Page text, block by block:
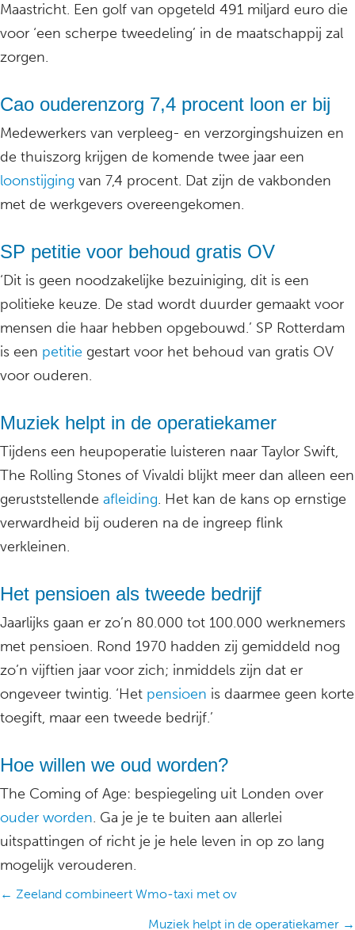
Maastricht. Een golf van opgeteld 491 miljard euro die
voor ‘een scherpe tweedeling’ in de maatschappij zal
zorgen.
Cao ouderenzorg 7,4 procent loon er bij
Medewerkers van verpleeg- en verzorgingshuizen en
de thuiszorg krijgen de komende twee jaar een
loonstijging van 7,4 procent. Dat zijn de vakbonden
met de werkgevers overeengekomen.
SP petitie voor behoud gratis OV
‘Dit is geen noodzakelijke bezuiniging, dit is een
politieke keuze. De stad wordt duurder gemaakt voor
mensen die haar hebben opgebouwd.’ SP Rotterdam
is een petitie gestart voor het behoud van gratis OV
voor ouderen.
Muziek helpt in de operatiekamer
Tijdens een heupoperatie luisteren naar Taylor Swift,
The Rolling Stones of Vivaldi blijkt meer dan alleen een
geruststellende afleiding. Het kan de kans op ernstige
verwardheid bij ouderen na de ingreep flink
verkleinen.
Het pensioen als tweede bedrijf
Jaarlijks gaan er zo’n 80.000 tot 100.000 werknemers
met pensioen. Rond 1970 hadden zij gemiddeld nog
zo’n vijftien jaar voor zich; inmiddels zijn dat er
ongeveer twintig. ‘Het pensioen is daarmee geen korte
toegift, maar een tweede bedrijf.’
Hoe willen we oud worden?
The Coming of Age: bespiegeling uit Londen over
ouder worden. Ga je je te buiten aan allerlei
uitspattingen of richt je je hele leven in op zo lang
mogelijk verouderen.
Posts
← Zeeland combineert Wmo-taxi met ov
Muziek helpt in de operatiekamer →